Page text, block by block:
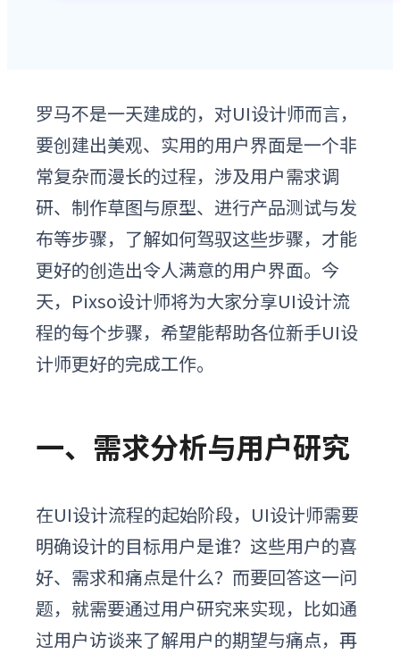
罗马不是一天建成的，对UI设计师而言，
要创建出美观、实用的用户界面是一个非
常复杂而漫长的过程，涉及用户需求调
研、制作草图与原型、进行产品测试与发
布等步骤，了解如何驾驭这些步骤，才能
更好的创造出令人满意的用户界面。今
天，Pixso设计师将为大家分享UI设计流
程的每个步骤，希望能帮助各位新手UI设
计师更好的完成工作。
一、需求分析与用户研究
在UI设计流程的起始阶段，UI设计师需要
明确设计的目标用户是谁？这些用户的喜
好、需求和痛点是什么？而要回答这一问
题，就需要通过用户研究来实现，比如通
过用户访谈来了解用户的期望与痛点，再